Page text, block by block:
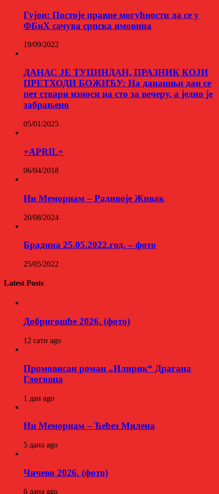
Гујон: Постоје правне могућности да се у
ФБиХ сачува српска имовина
19/09/2022
ДАНАС ЈЕ ТУЦИНДАН, ПРАЗНИК КОЈИ
ПРЕТХОДИ БОЖИЋУ: На данашњи дан се
пет ствари износи на сто за вечеру, а једно је
забрањено
05/01/2025
+APRIL+
06/04/2018
Ин Мемориам – Радивоје Живак
20/08/2024
Брадина 25.05.2022.год. – фото
25/05/2022
Latest Posts
Добригошће 2026. (фото)
12 сати ago
Промовисан роман „Илирик“ Драгана
Глоговца
1 дан ago
Ин Мемориам – Ћећез Милена
5 дана ago
Чичево 2026. (фото)
6 дана ago